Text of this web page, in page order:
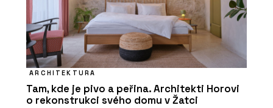
ARCHITEKTURA
Tam, kde je pivo a peřina. Architekti Horovi
o rekonstrukci svého domu v Žatci